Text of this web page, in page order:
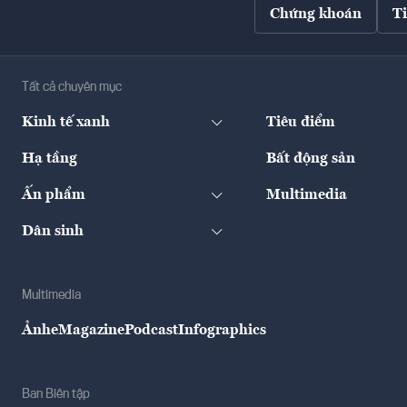
Chứng khoán
Tất cả chuyên mục
Kinh tế xanh Tiêu điểm
Hạ tầng Bất động sản
Ấn phẩm Multimedia
Dân sinh
Multimedia
ẢnheMagazinePodcastInfographics
Ban Biên tập